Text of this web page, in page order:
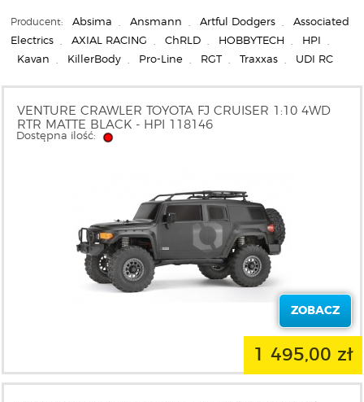
Producent: Absima Ansmann Artful Dodgers
Associated
Electrics
AXIAL RACING ChRLD HOBBYTECH HPI
Kavan KillerBody Pro-Line RGT Traxxas UDI RC
VENTURE CRAWLER TOYOTA FJ CRUISER 1:10 4WD
RTR MATTE BLACK - HPI 118146
Dostępna ilość:
ZOBACZ
1 495,00 zł